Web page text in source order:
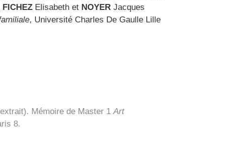
FICHEZElisabeth et NOYERJacques
, Université Charles De Gaulle Lille
Mémoire de Master 1Art
8.